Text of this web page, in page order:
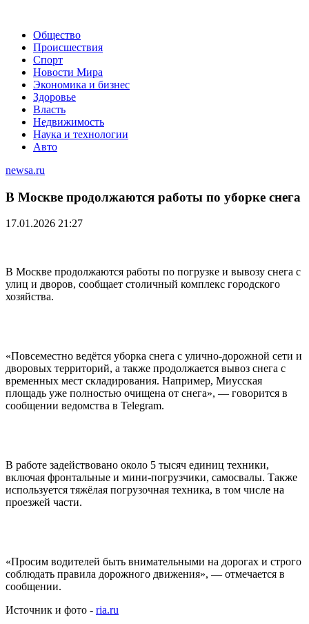
Общество
Происшествия
Спорт
Новости Мира
Экономика и бизнес
Здоровье
Власть
Недвижимость
Наука и технологии
Авто
newsa.ru
В Москве продолжаются работы по уборке снега
17.01.2026 21:27
В Москве продолжаются работы по погрузке и вывозу снега с
улиц и дворов, сообщает столичный комплекс городского
хозяйства.
«Повсеместно ведётся уборка снега с улично-дорожной сети и
дворовых территорий, а также продолжается вывоз снега с
временных мест складирования. Например, Миусская
площадь уже полностью очищена от снега», — говорится в
сообщении ведомства в Telegram.
В работе задействовано около 5 тысяч единиц техники,
включая фронтальные и мини-погрузчики, самосвалы. Также
используется тяжёлая погрузочная техника, в том числе на
проезжей части.
«Просим водителей быть внимательными на дорогах и строго
соблюдать правила дорожного движения», — отмечается в
сообщении.
Источник и фото - ria.ru